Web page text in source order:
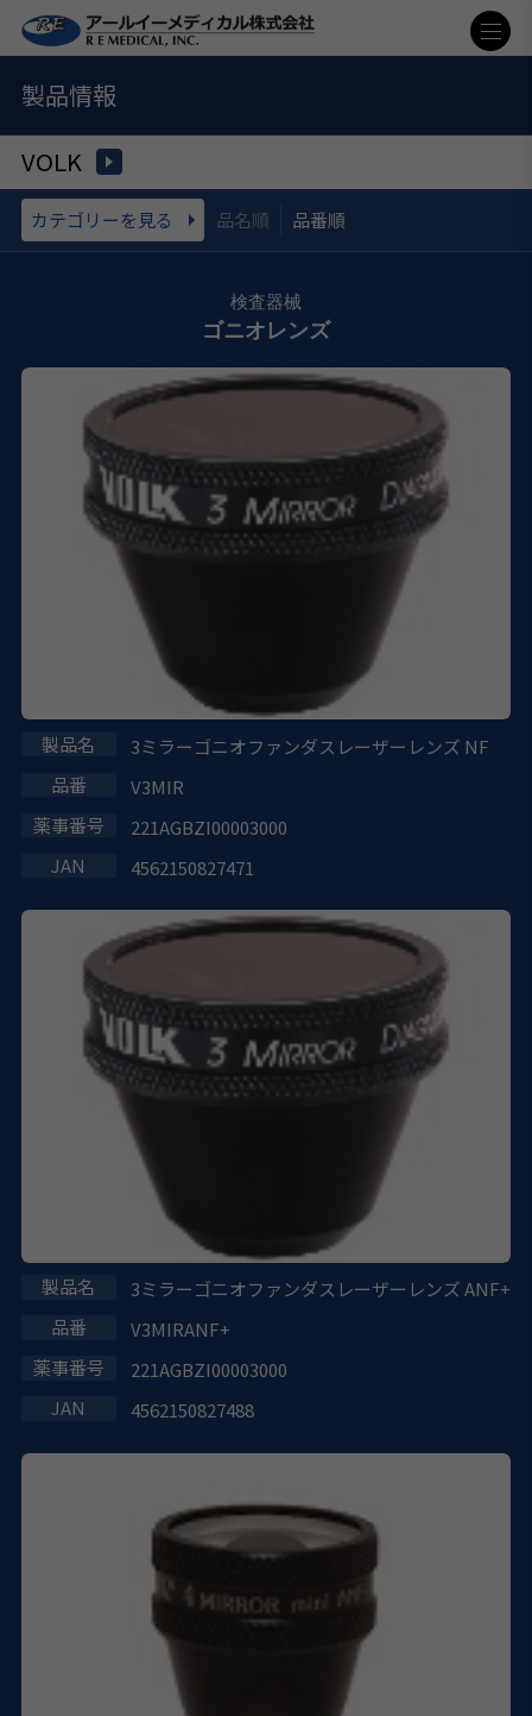
製品情報
VOLK
カテゴリーを見る 品名順 品番順
ゴニオレンズ
3ミラーゴニオファンダスレーザーレンズ NF
V3MIR
221AGBZI00003000
4562150827471
3ミラーゴニオファンダスレーザーレンズ ANF+
V3MIRANF+
221AGBZI00003000
4562150827488